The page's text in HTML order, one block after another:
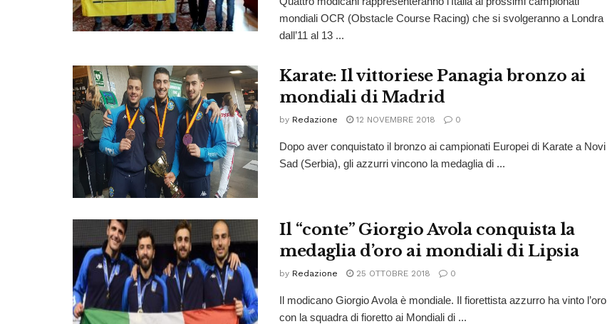
mondiali OCR (Obstacle Course Racing) che si svolgeranno a Londra
dall’11 al 13 ...
Karate: Il vittoriese Panagia bronzo ai
mondiali di Madrid
by Redazione 12 NOVEMBRE 2018 0
Dopo aver conquistato il bronzo ai campionati Europei di Karate a Novi
Sad (Serbia), gli azzurri vincono la medaglia di ...
Il “conte” Giorgio Avola conquista la
medaglia d’oro ai mondiali di Lipsia
by Redazione 25 OTTOBRE 2018 0
Il modicano Giorgio Avola è mondiale. Il fiorettista azzurro ha vinto l’oro
con la squadra di fioretto ai Mondiali di ...